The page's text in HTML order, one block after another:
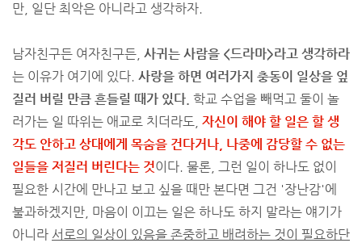
만, 일단 최악은 아니라고 생각하자.
남자친구든 여자친구든, 사귀는 사람을 <드라마>라고 생각하라
는 이유가 여기에 있다. 사랑을 하면 여러가지 충동이 일상을 엎
질러 버릴 만큼 흔들릴 때가 있다. 학교 수업을 빼먹고 둘이 놀
러가는 일 따위는 애교로 치더라도, 자신이 해야 할 일은 할 생
각도 안하고 상대에게 목숨을 건다거나, 나중에 감당할 수 없는
일들을 저질러 버린다는 것이다. 물론, 그런 일이 하나도 없이
필요한 시간에 만나고 보고 싶을 때만 본다면 그건 '장난감'에
불과하겠지만, 마음이 이끄는 일은 하나도 하지 말라는 얘기가
아니라 서로의 일상이 있음을 존중하고 배려하는 것이 필요하단